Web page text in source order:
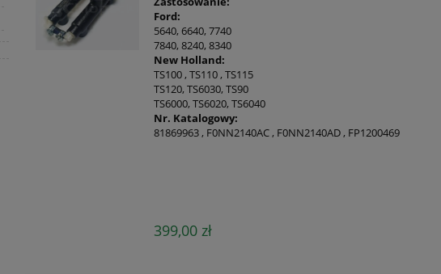
Ford:
5640, 6640, 7740
7840, 8240, 8340
New Holland:
TS100 , TS110 , TS115
TS120, TS6030, TS90
TS6000, TS6020, TS6040
Nr. Katalogowy:
81869963 , F0NN2140AC , F0NN2140AD , FP1200469
399,00 zł